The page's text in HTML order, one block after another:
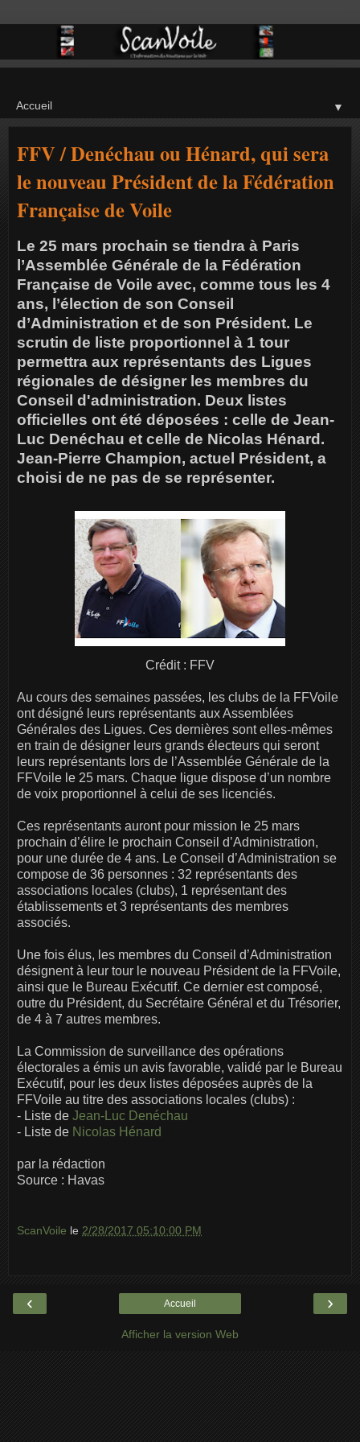
▼
FFV / Denéchau ou Hénard, qui sera
le nouveau Président de la Fédération
Française de Voile
Le 25 mars prochain se tiendra à Paris
l’Assemblée Générale de la Fédération
Française de Voile avec, comme tous les 4
ans, l’élection de son Conseil
d’Administration et de son Président. Le
scrutin de liste proportionnel à 1 tour
permettra aux représentants des Ligues
régionales de désigner les membres du
Conseil d'administration. Deux listes
officielles ont été déposées : celle de Jean-
Luc Denéchau et celle de Nicolas Hénard.
Jean-Pierre Champion, actuel Président, a
choisi de ne pas de se représenter.
Crédit : FFV
Au cours des semaines passées, les clubs de la FFVoile
ont désigné leurs représentants aux Assemblées
Générales des Ligues. Ces dernières sont elles-mêmes
en train de désigner leurs grands électeurs qui seront
leurs représentants lors de l’Assemblée Générale de la
FFVoile le 25 mars. Chaque ligue dispose d’un nombre
de voix proportionnel à celui de ses licenciés.
Ces représentants auront pour mission le 25 mars
prochain d’élire le prochain Conseil d’Administration,
pour une durée de 4 ans. Le Conseil d’Administration se
compose de 36 personnes : 32 représentants des
associations locales (clubs), 1 représentant des
établissements et 3 représentants des membres
associés.
Une fois élus, les membres du Conseil d’Administration
désignent à leur tour le nouveau Président de la FFVoile,
ainsi que le Bureau Exécutif. Ce dernier est composé,
outre du Président, du Secrétaire Général et du Trésorier,
de 4 à 7 autres membres.
La Commission de surveillance des opérations
électorales a émis un avis favorable, validé par le Bureau
Exécutif, pour les deux listes déposées auprès de la
FFVoile au titre des associations locales (clubs) :
- Liste de Jean-Luc Denéchau
- Liste de Nicolas Hénard
par la rédaction
Source : Havas
ScanVoile le 2/28/2017 05:10:00 PM
‹ ›
Accueil
Afficher la version Web